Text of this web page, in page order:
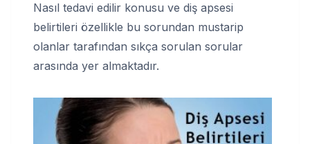
Nasıl tedavi edilir konusu ve diş apsesi
belirtileri özellikle bu sorundan mustarip
olanlar tarafından sıkça sorulan sorular
arasında yer almaktadır.